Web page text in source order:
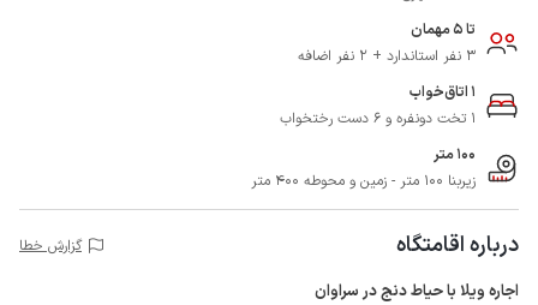
تا 5 مهمان
3 نفر استاندارد + 2 نفر اضافه
1 اتاق‌خواب
1 تخت دونفره و 6 دست رختخواب
100 متر
زیربنا 100 متر - زمین و محوطه 400 متر
درباره اقامتگاه گزارش خطا
اجاره ویلا با حیاط دنج در سراوان